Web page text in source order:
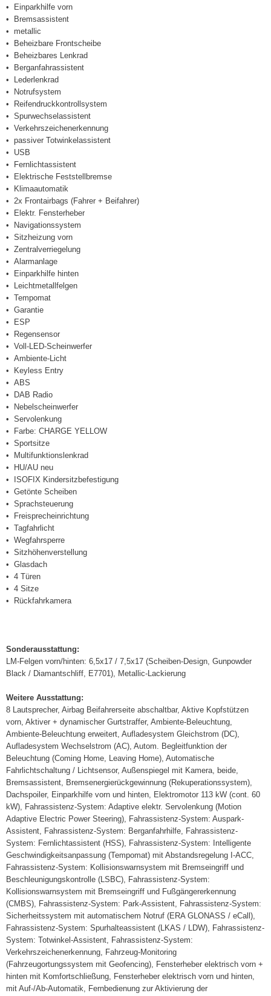
Einparkhilfe vorn
Bremsassistent
metallic
Beheizbare Frontscheibe
Beheizbares Lenkrad
Berganfahrassistent
Lederlenkrad
Notrufsystem
Reifendruckkontrollsystem
Spurwechselassistent
Verkehrszeichenerkennung
passiver Totwinkelassistent
USB
Fernlichtassistent
Elektrische Feststellbremse
Klimaautomatik
2x Frontairbags (Fahrer + Beifahrer)
Elektr. Fensterheber
Navigationssystem
Sitzheizung vorn
Zentralverriegelung
Alarmanlage
Einparkhilfe hinten
Leichtmetallfelgen
Tempomat
Garantie
ESP
Regensensor
Voll-LED-Scheinwerfer
Ambiente-Licht
Keyless Entry
ABS
DAB Radio
Nebelscheinwerfer
Servolenkung
Farbe: CHARGE YELLOW
Sportsitze
Multifunktionslenkrad
HU/AU neu
ISOFIX Kindersitzbefestigung
Getönte Scheiben
Sprachsteuerung
Freisprecheinrichtung
Tagfahrlicht
Wegfahrsperre
Sitzhöhenverstellung
Glasdach
4 Türen
4 Sitze
Rückfahrkamera
Sonderausstattung:
LM-Felgen vorn/hinten: 6,5x17 / 7,5x17 (Scheiben-Design, Gunpowder
Black / Diamantschliff, E7701), Metallic-Lackierung
Weitere Ausstattung:
8 Lautsprecher, Airbag Beifahrerseite abschaltbar, Aktive Kopfstützen
vorn, Aktiver + dynamischer Gurtstraffer, Ambiente-Beleuchtung,
Ambiente-Beleuchtung erweitert, Aufladesystem Gleichstrom (DC),
Aufladesystem Wechselstrom (AC), Autom. Begleitfunktion der
Beleuchtung (Coming Home, Leaving Home), Automatische
Fahrlichtschaltung / Lichtsensor, Außenspiegel mit Kamera, beide,
Bremsassistent, Bremsenergierückgewinnung (Rekuperationssystem),
Dachspoiler, Einparkhilfe vorn und hinten, Elektromotor 113 kW (cont. 60
kW), Fahrassistenz-System: Adaptive elektr. Servolenkung (Motion
Adaptive Electric Power Steering), Fahrassistenz-System: Auspark-
Assistent, Fahrassistenz-System: Berganfahrhilfe, Fahrassistenz-
System: Fernlichtassistent (HSS), Fahrassistenz-System: Intelligente
Geschwindigkeitsanpassung (Tempomat) mit Abstandsregelung I-ACC,
Fahrassistenz-System: Kollisionswarnsystem mit Bremseingriff und
Beschleunigungskontrolle (LSBC), Fahrassistenz-System:
Kollisionswarnsystem mit Bremseingriff und Fußgängererkennung
(CMBS), Fahrassistenz-System: Park-Assistent, Fahrassistenz-System:
Sicherheitssystem mit automatischem Notruf (ERA GLONASS / eCall),
Fahrassistenz-System: Spurhalteassistent (LKAS / LDW), Fahrassistenz-
System: Totwinkel-Assistent, Fahrassistenz-System:
Verkehrszeichenerkennung, Fahrzeug-Monitoring
(Fahrzeugortungssystem mit Geofencing), Fensterheber elektrisch vorn +
hinten mit Komfortschließung, Fensterheber elektrisch vorn und hinten,
mit Auf-/Ab-Automatik, Fernbedienung zur Aktivierung der